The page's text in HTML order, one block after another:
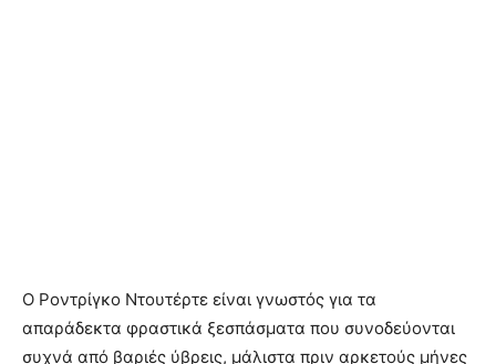
Ο Ροντρίγκο Ντουτέρτε είναι γνωστός για τα
απαράδεκτα φραστικά ξεσπάσματα που συνοδεύονται
συχνά από βαριές ύβρεις, μάλιστα πριν αρκετούς μήνες